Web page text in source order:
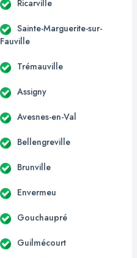
Ricarville
Sainte-Marguerite-sur-
Fauville
Trémauville
Assigny
Avesnes-en-Val
Bellengreville
Brunville
Envermeu
Gouchaupré
Guilmécourt